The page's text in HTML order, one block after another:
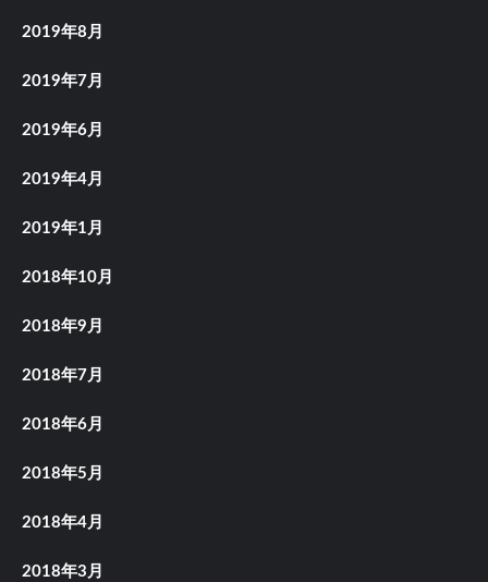
2019年8月
2019年7月
2019年6月
2019年4月
2019年1月
2018年10月
2018年9月
2018年7月
2018年6月
2018年5月
2018年4月
2018年3月